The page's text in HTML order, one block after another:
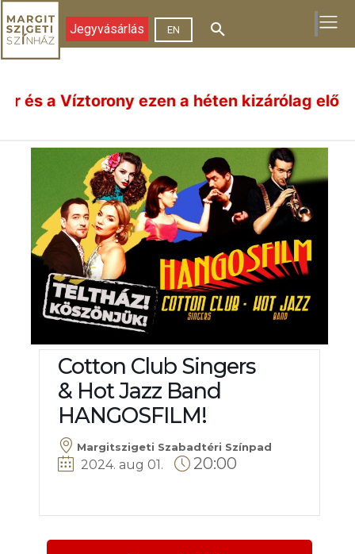
Jegyvásárlás EN
ezen a héten kizárólag
Cotton Club Singers
& Hot Jazz Band
HANGOSFILM!
Margitszigeti Szabadtéri Színpad
2024. aug 01. 20:00